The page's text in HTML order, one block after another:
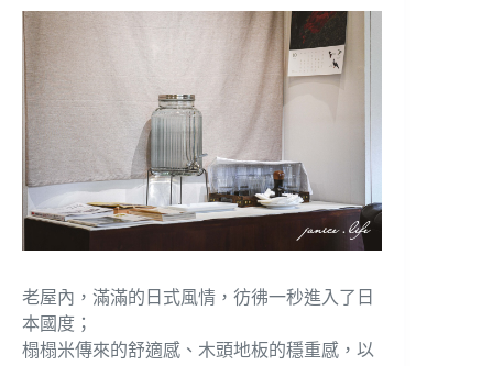
老屋內，滿滿的日式風情，彷彿一秒進入了日
本國度；
榻榻米傳來的舒適感、木頭地板的穩重感，以